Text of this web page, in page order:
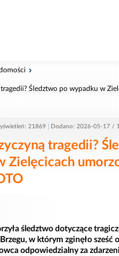
Śledztwo po wypadku w
21869 Dodano: 2026-05-17 /
tragedii?
Zielęcicach
śledztwo dotyczące
w którym zginęło sześć
odpowiedzialny za